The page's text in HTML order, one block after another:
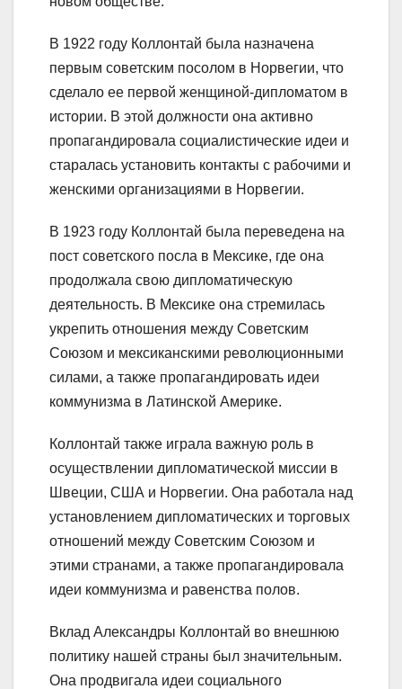
В 1922 году Коллонтай была назначена
первым советским посолом в Норвегии, что
сделало ее первой женщиной-дипломатом в
истории. В этой должности она активно
пропагандировала социалистические идеи и
старалась установить контакты с рабочими и
женскими организациями в Норвегии.
В 1923 году Коллонтай была переведена на
пост советского посла в Мексике, где она
продолжала свою дипломатическую
деятельность. В Мексике она стремилась
укрепить отношения между Советским
Союзом и мексиканскими революционными
силами, а также пропагандировать идеи
коммунизма в Латинской Америке.
Коллонтай также играла важную роль в
осуществлении дипломатической миссии в
Швеции, США и Норвегии. Она работала над
установлением дипломатических и торговых
отношений между Советским Союзом и
этими странами, а также пропагандировала
идеи коммунизма и равенства полов.
Вклад Александры Коллонтай во внешнюю
политику нашей страны был значительным.
Она продвигала идеи социального